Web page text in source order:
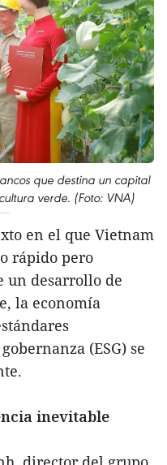
que destina un capital
verde. (Foto: VNA)
en el que Vietnam
rápido pero
un desarrollo de
la economía
(ESG) se
inevitable